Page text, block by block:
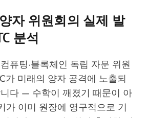
자 위원회의 실제 발
분석
퓨팅·블록체인 독립 자문 위원
가 미래의 양자 공격에 노출되
다 — 수학이 깨졌기 때문이 아
가 이미 원장에 영구적으로 기